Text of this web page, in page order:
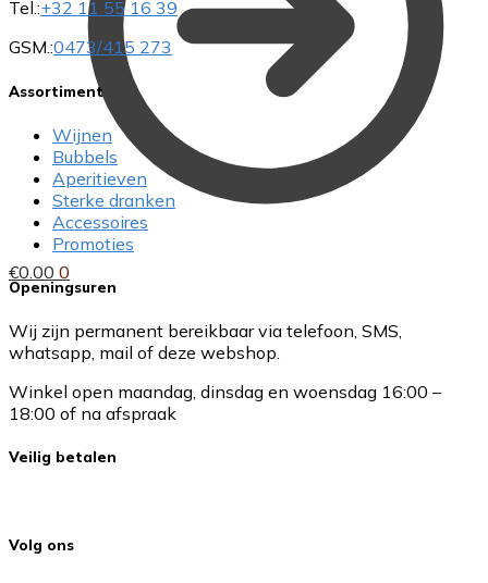
€0.00 0
Tel.:+32 11 55 16 39
GSM.:0473/415 273
Assortiment
Wijnen
Bubbels
Aperitieven
Sterke dranken
Accessoires
Promoties
Openingsuren
Wij zijn permanent bereikbaar via telefoon, SMS,
whatsapp, mail of deze webshop.
Winkel open maandag, dinsdag en woensdag 16:00 –
18:00 of na afspraak
Veilig betalen
Volg ons